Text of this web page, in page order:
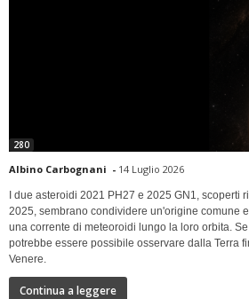
280
Albino Carbognani - 14 Luglio 2026
I due asteroidi 2021 PH27 e 2025 GN1, scoperti
2025, sembrano condividere un'origine comune
una corrente di meteoroidi lungo la loro orbita.
potrebbe essere possibile osservare dalla Terra
Venere.
Continua a leggere